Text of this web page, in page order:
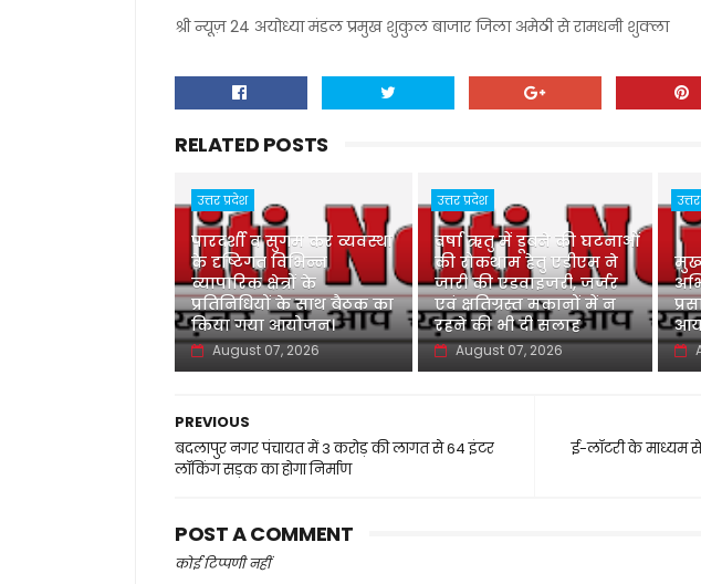
श्री न्यूज़ 24 अयोध्या मंडल प्रमुख शुकुल बाजार जिला अमेठी से रामधनी शुक्ला
RELATED POSTS
उत्तर प्रदेश
पारदर्शी व सुगम कर व्यवस्था
के दृष्टिगत विभिन्न
व्यापारिक क्षेत्रों के
प्रतिनिधियों के साथ बैठक का
किया गया आयोजन।
August 07, 2026
उत्तर प्रदेश
वर्षा ऋतु में डूबने की घटनाओं
की रोकथाम हेतु एडीएम ने
जारी की एडवाइजरी, जर्जर
एवं क्षतिग्रस्त मकानों में न
रहने की भी दी सलाह
August 07, 2026
ई-लॉटरी के माध्यम
PREVIOUS
बदलापुर नगर पंचायत में 3 करोड़ की लागत से 64 इंटर
लॉकिंग सड़क का होगा निर्माण
POST A COMMENT
कोई टिप्पणी नहीं